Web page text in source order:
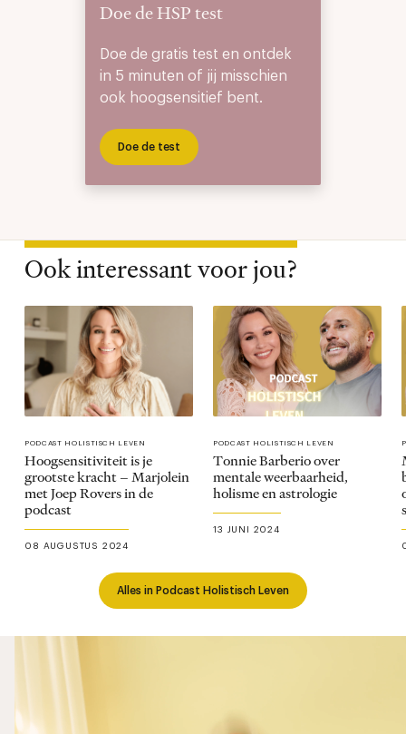
Doe de HSP test
Doe de gratis test en ontdek
in 5 minuten of jij misschien
ook hoogsensitief bent.
Doe de test
Ook interessant voor jou?
Alles in Podcast Holistisch Leven
PODCAST HOLISTISCH LEVEN
Hoogsensitiviteit is je
grootste kracht – Marjolein
met Joep Rovers in de
podcast
08 AUGUSTUS 2024
PODCAST HOLISTISCH LEVEN
Tonnie Barberio over
mentale weerbaarheid,
holisme en astrologie
13 JUNI 2024